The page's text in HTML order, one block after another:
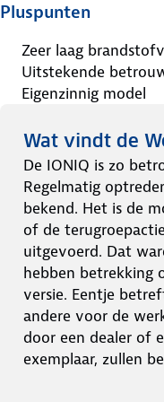
Pluspunten
Zeer laag
Uitstekende
Eigenzinnig model
Wat vindt de
De IONIQ is zo
Regelmatig
bekend. Het is de
of de
uitgevoerd. Dat
hebben betrekking
versie. Eentje
andere voor de
door een dealer of
exemplaar, zullen